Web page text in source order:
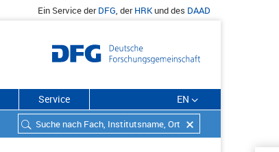
Ein Service derDFG, derHRKund des DAAD
Service EN